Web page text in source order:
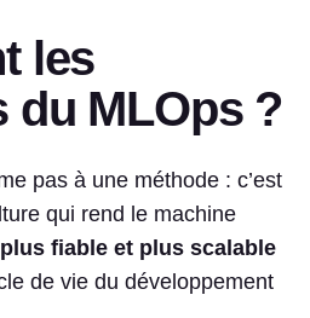
les
du MLOps ?
pas à une méthode : c’est
qui rend le machine
fiable et plus scalable
de vie du développement